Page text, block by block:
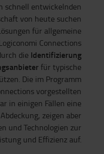
schnell entwickelnden
von heute suchen
für allgemeine
Connections
die Identifizierung
für typische
Die im Programm
vorgestellten
in einigen Fällen eine
zeigen aber
und Technologien zur
und Effizienz auf.